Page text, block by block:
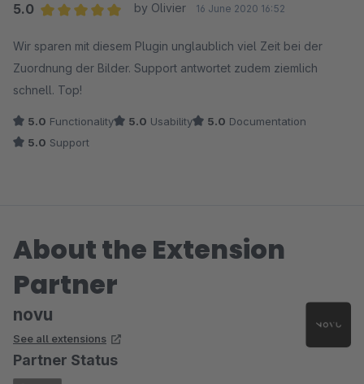
5.0
by Olivier 16 June 2020 16:52
Wir sparen mit diesem Plugin unglaublich viel Zeit bei der
Zuordnung der Bilder. Support antwortet zudem ziemlich
schnell. Top!
5.0 Functionality 5.0 Usability 5.0 Documentation
5.0 Support
About the Extension
Partner
novu
See all extensions
Partner Status